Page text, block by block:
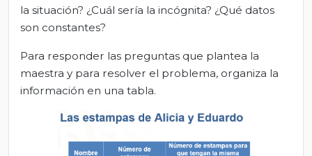
la situación? ¿Cuál sería la incógnita? ¿Qué datos
son constantes?
Para responder las preguntas que plantea la
maestra y para resolver el problema, organiza la
información en una tabla.